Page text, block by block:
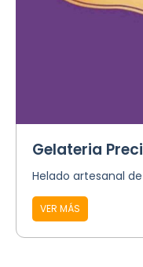
Gelateria
Helado artesanal
VER MÁS